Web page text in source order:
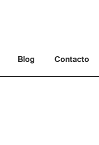
Blog Contacto